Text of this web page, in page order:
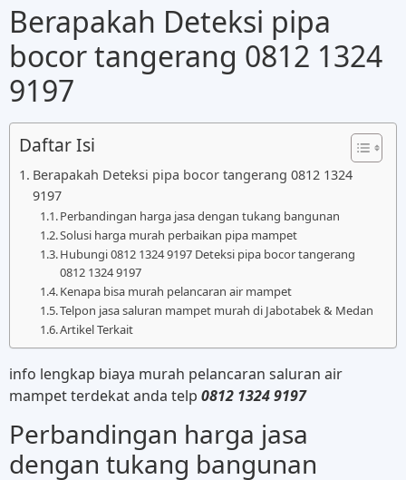
Berapakah Deteksi pipa
bocor tangerang 0812 1324
9197
Daftar Isi
Berapakah Deteksi pipa bocor tangerang 0812 1324
9197
Perbandingan harga jasa dengan tukang bangunan
Solusi harga murah perbaikan pipa mampet
Hubungi 0812 1324 9197 Deteksi pipa bocor tangerang
0812 1324 9197
Kenapa bisa murah pelancaran air mampet
Telpon jasa saluran mampet murah di Jabotabek & Medan
Artikel Terkait
info lengkap biaya murah pelancaran saluran air
mampet terdekat anda telp 0812 1324 9197
Perbandingan harga jasa
dengan tukang bangunan